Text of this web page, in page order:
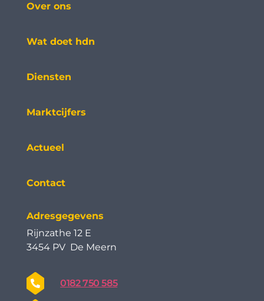
Over ons
Wat doet hdn
Diensten
Marktcijfers
Actueel
Contact
Adresgegevens
Rijnzathe 12 E
3454 PV De Meern
0182 750 585